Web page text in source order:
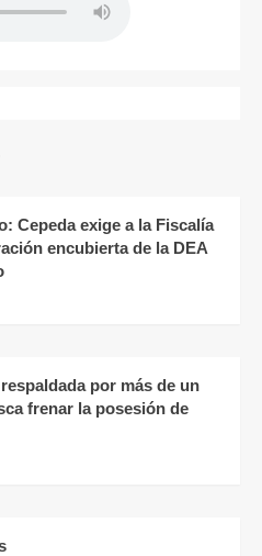
Cepeda exige a la Fiscalía
encubierta de la DEA
por más de un
frenar la posesión de